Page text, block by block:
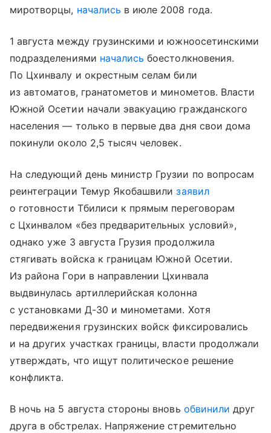
миротворцы, начались в июле 2008 года.
1 августа между грузинскими и южноосетинскими
подразделениями начались боестолкновения.
По Цхинвалу и окрестным селам били
из автоматов, гранатометов и минометов. Власти
Южной Осетии начали эвакуацию гражданского
населения — только в первые два дня свои дома
покинули около 2,5 тысяч человек.
На следующий день министр Грузии по вопросам
реинтеграции Темур Якобашвилизаявил
о готовности Тбилиси к прямым переговорам
с Цхинвалом «без предварительных условий»,
однако уже 3 августа Грузия продолжила
стягивать войска к границам Южной Осетии.
Из района Гори в направлении Цхинвала
выдвинулась артиллерийская колонна
с установками Д-30 и минометами. Хотя
передвижения грузинских войск фиксировались
и на других участках границы, власти продолжали
утверждать, что ищут политическое решение
конфликта.
В ночь на 5 августа стороны вновь обвинили друг
друга в обстрелах. Напряжение стремительно